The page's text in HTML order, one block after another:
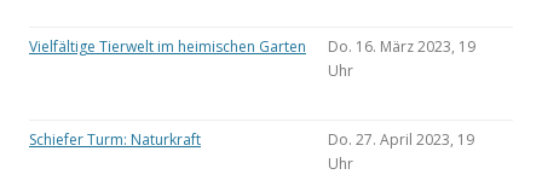
Vielfältige Tierwelt im heimischen Garten
Do. 16. März 2023, 19
Uhr
Schiefer Turm: Naturkraft
Do. 27. April 2023, 19
Uhr